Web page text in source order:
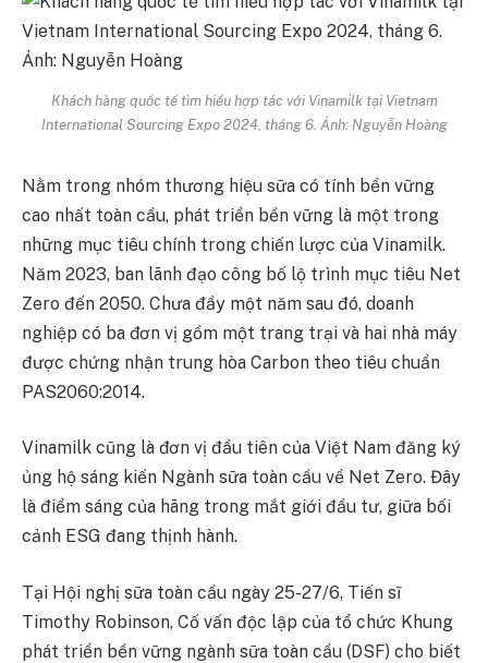
Khách hàng quốc tế tìm hiểu hợp tác với Vinamilk tại Vietnam
International Sourcing Expo 2024, tháng 6. Ảnh: Nguyễn Hoàng
Nằm trong nhóm thương hiệu sữa có tính bền vững
cao nhất toàn cầu, phát triển bền vững là một trong
những mục tiêu chính trong chiến lược của Vinamilk.
Năm 2023, ban lãnh đạo công bố lộ trình mục tiêu Net
Zero đến 2050. Chưa đầy một năm sau đó, doanh
nghiệp có ba đơn vị gồm một trang trại và hai nhà máy
được chứng nhận trung hòa Carbon theo tiêu chuẩn
PAS2060:2014.
Vinamilk cũng là đơn vị đầu tiên của Việt Nam đăng ký
ủng hộ sáng kiến Ngành sữa toàn cầu về Net Zero. Đây
là điểm sáng của hãng trong mắt giới đầu tư, giữa bối
cảnh ESG đang thịnh hành.
Tại Hội nghị sữa toàn cầu ngày 25-27/6, Tiến sĩ
Timothy Robinson, Cố vấn độc lập của tổ chức Khung
phát triển bền vững ngành sữa toàn cầu (DSF) cho biết